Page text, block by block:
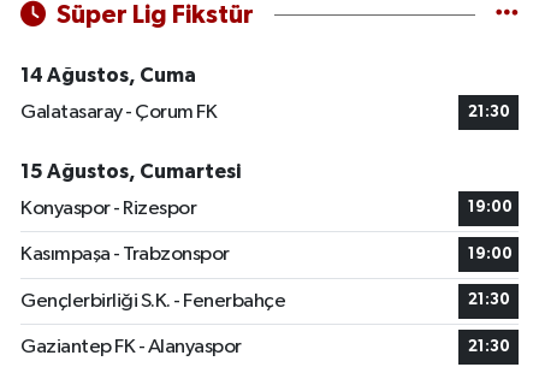
Süper Lig Fikstür
14 Ağustos, Cuma
Galatasaray - Çorum FK
21:30
15 Ağustos, Cumartesi
Konyaspor - Rizespor
19:00
Kasımpaşa - Trabzonspor 19:00
Gençlerbirliği S.K. - Fenerbahçe 21:30
Gaziantep FK - Alanyaspor 21:30